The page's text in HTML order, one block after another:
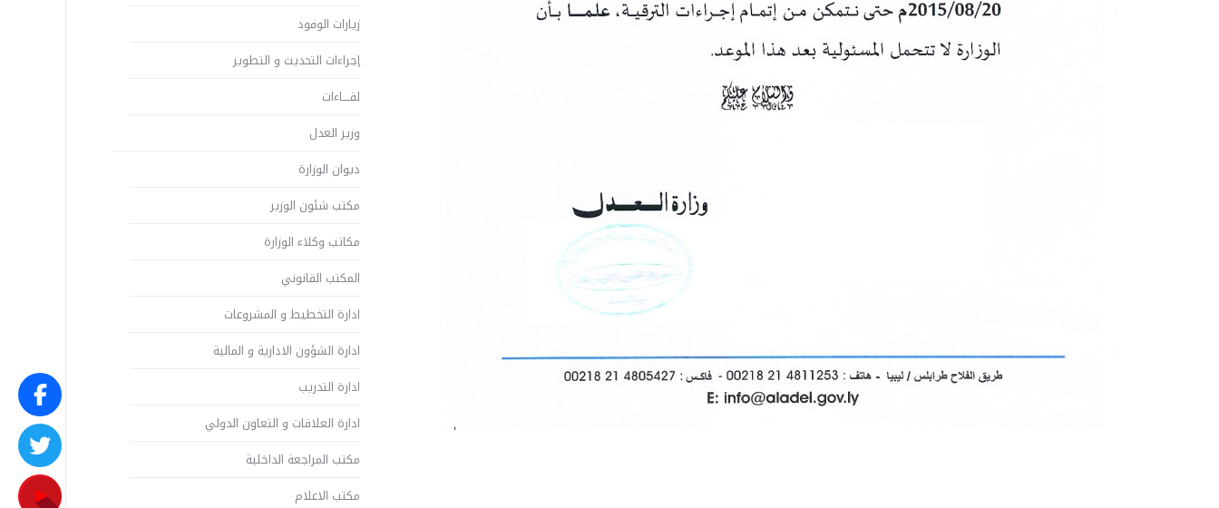
زيارات الوفود
إجراءات التحديث و التطوير
لقــــاءات
وزير العدل
ديوان الوزارة
مكتب شئون الوزير
مكاتب وكلاء الوزارة
المكتب القانوني
ادارة التخطيط و المشروعات
ادارة الشؤون الادارية و المالية
ادارة التدريب
ادارة العلاقات و التعاون الدولي
مكتب المراجعة الداخلية
مكتب الاعلام